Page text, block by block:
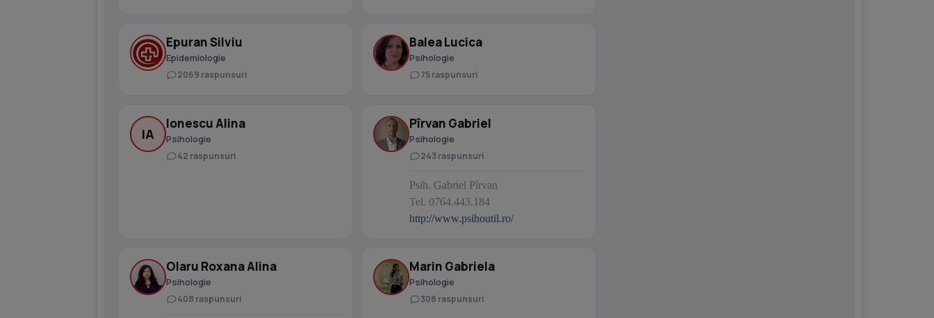
Epuran Silviu
Epidemiologie
2069 raspunsuri
Balea Lucica
Psihologie
75 raspunsuri
IA
Ionescu Alina
Psihologie
42 raspunsuri
Pîrvan Gabriel
Psihologie
243 raspunsuri
Psih. Gabriel Pîrvan
Tel. 0764.443.184
http://www.psihoutil.ro/
Olaru Roxana Alina
Psihologie
408 raspunsuri
Marin Gabriela
Psihologie
308 raspunsuri